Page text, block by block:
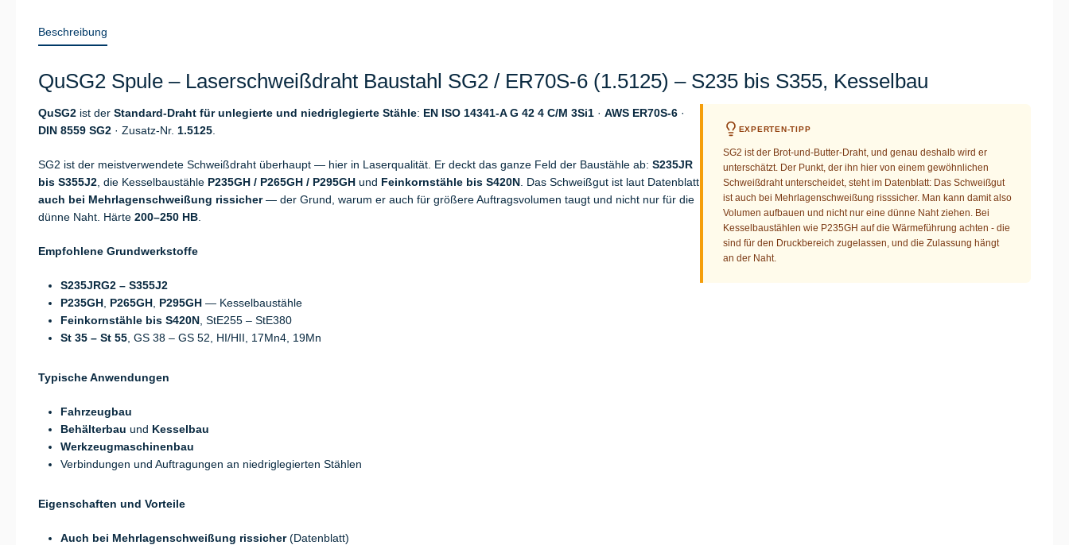
Beschreibung
QuSG2 Spule – Laserschweißdraht Baustahl SG2 / ER70S-6 (1.5125) – S235 bis S355, Kesselbau
QuSG2 ist der Standard-Draht für unlegierte und niedriglegierte Stähle: EN ISO 14341-A G 42 4 C/M 3Si1 · AWS ER70S-6 ·
DIN 8559 SG2 · Zusatz-Nr. 1.5125
SG2 ist der meistverwendete Schweißdraht überhaupt — hier in Laserqualität. Er deckt das ganze Feld der Baustähle ab: S235JR
bis S355J2 , die Kesselbaustähle P235GH / P265GH / P295GH und Feinkornstähle bis S420N . Das Schweißgut ist laut Datenblatt
auch bei Mehrlagenschweißung rissicher— der Grund, warum er auch für größere Auftragsvolumen taugt und nicht nur für die
dünne Naht. Härte 200–250 HB
Empfohlene Grundwerkstoffe
S235JRG2 – S355J2
P235GH P265GH P295GH — Kesselbaustähle
Feinkornstähle bis S420N , StE255 – StE380
St 35 – St 55 , GS 38 – GS 52, HI/HII, 17Mn4, 19Mn
Typische Anwendungen
Fahrzeugbau
Behälterbau und Kesselbau
Werkzeugmaschinenbau
Verbindungen und Auftragungen an niedriglegierten Stählen
Eigenschaften und Vorteile
Auch bei Mehrlagenschweißung rissicher(Datenblatt)
EXPERTEN-TIPP
SG2 ist der Brot-und-Butter-Draht, und genau deshalb wird er
unterschätzt. Der Punkt, der ihn hier von einem gewöhnlichen
Schweißdraht unterscheidet, steht im Datenblatt: Das Schweißgut
ist auch bei Mehrlagenschweißung risssicher. Man kann damit also
Volumen aufbauen und nicht nur eine dünne Naht ziehen. Bei
Kesselbaustählen wie P235GH auf die Wärmeführung achten - die
sind für den Druckbereich zugelassen, und die Zulassung hängt
an der Naht.